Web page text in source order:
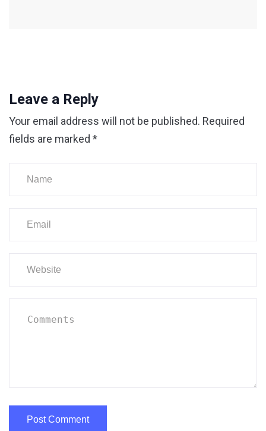
Leave a Reply
Your email address will not be published. Required
fields are marked *